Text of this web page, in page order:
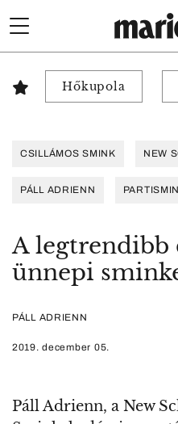
Hőkupola
CSILLÁMOS SMINK NEW
PÁLL ADRIENN
A legtrendibb
ünnepi
PÁLL ADRIENN
2019. december 05.
Páll Adrienn, a New